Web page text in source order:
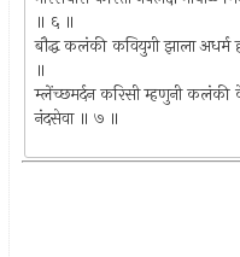
॥ ६ ॥
बौद्ध कलंकी कवियुगी झाला अधर्म
॥
म्लेंच्छमर्दन करिसी म्हणुनी कलंकी
नंदसेवा ॥ ७ ॥